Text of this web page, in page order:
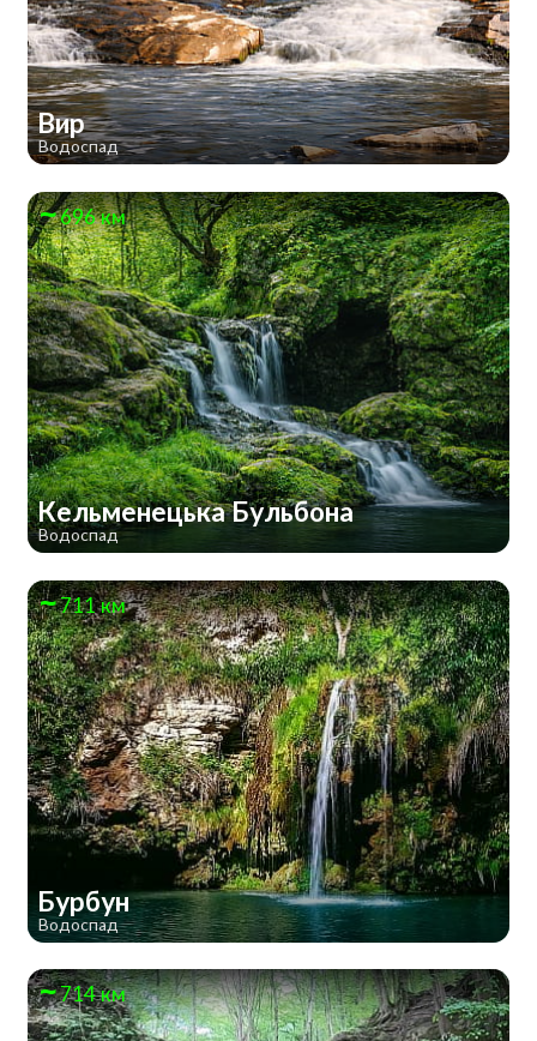
Вир
Водоспад
696 км
Кельменецька Бульбона
Водоспад
711 км
Бурбун
Водоспад
714 км